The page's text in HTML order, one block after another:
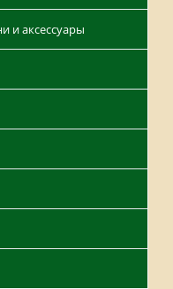
и аксессуары